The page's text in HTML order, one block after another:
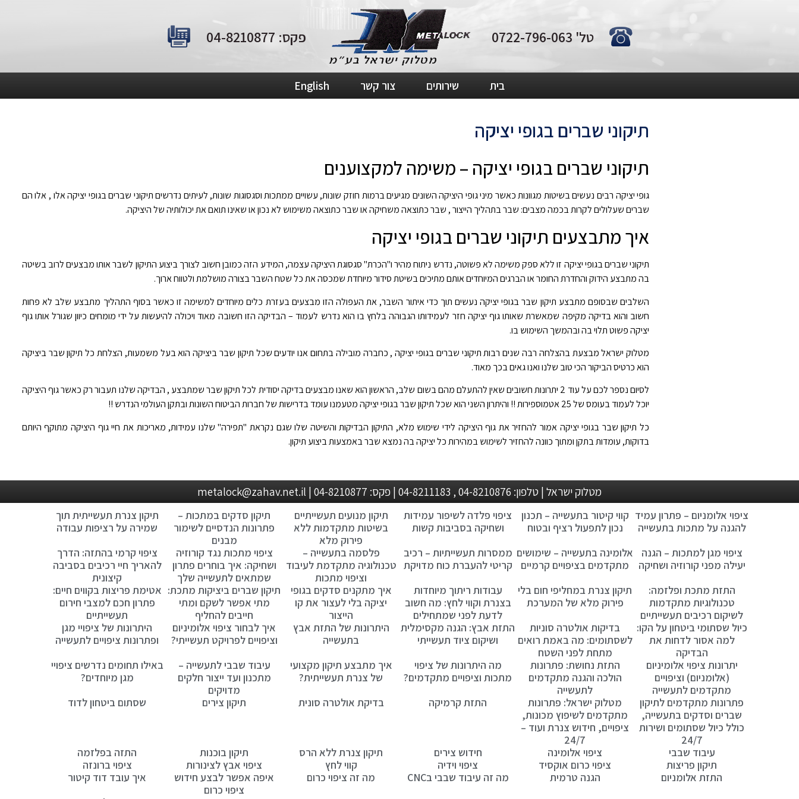
טל' 0722-796-063 פקס: 04-8210877
בית שירותים צור קשר English
תיקוני שברים בגופי יציקה
תיקוני שברים בגופי יציקה – משימה למקצוענים
גופי יציקה רבים נעשים בשיטות מגוונות כאשר מיני גופי היציקה השונים מגיעים ברמות חוזק שונות, עשויים ממתכות וסגסוגות שונות, לעיתים נדרשים תיקוני שברים בגופי יציקה אלו , אלו הם
שברים שעלולים לקרות בכמה מצבים: שבר בתהליך הייצור , שבר כתוצאה משחיקה או שבר כתוצאה משימוש לא נכון או שאינו תואם את יכולותיה של היציקה.
איך מתבצעים תיקוני שברים בגופי יציקה
תיקוני שברים בגופי יציקה זו ללא ספק משימה לא פשוטה, נדרש ניתוח מהיר ו"הכרת" סגסוגת היציקה עצמה, המידע הזה כמובן חשוב לצורך ביצוע התיקון לשבר אותו מבצעים לרוב בשיטה
בה מתבצע הידוק והחדרת החומר או הברגים המיוחדים אותם מתיכים בשיטת סידור מיוחדת שמכסה את כל שטח השבר בצורה מושלמת ולטווח ארוך.
השלבים שבסופם מתבצע תיקון שבר בגופי יציקה נעשים תוך כדי איתור השבר, את העפולה הזו מבצעים בעזרת כלים מיוחדים למשימה זו כאשר בסוף התהליך מתבצע שלב לא פחות
חשוב והוא בדיקה מקיפה שמאשרת שאותו גוף יציקה חזר לעמידותו הגבוהה בלחץ בו הוא נדרש לעמוד – הבדיקה הזו חשובה מאוד ויכולה להיעשות על ידי מומחים כיוון שגורל אותו גוף
יציקה פשוט תלוי בה ובהמשך השימוש בו.
מטלוק ישראל מבצעת בהצלחה רבה שנים רבות תיקוני שברים בגופי יציקה , כחברה מובילה בתחום אנו יודעים שכל תיקון שבר ביציקה הוא בעל משמעות, הצלחת כל תיקון שבר ביציקה
הוא כרטיס הביקור הכי טוב שלנו ואנו גאים בכך מאוד.
לסיום נספר לכם על עוד 2 יתרונות חשובים שאין להתעלם מהם בשום שלב, הראשון הוא שאנו מבצעים בדיקה יסודית לכל תיקון שבר שמתבצע , הבדיקה שלנו תעבור רק כאשר גוף היציקה
יוכל לעמוד בעומס של 25 אטמוספירות !! והיתרון השני הוא שכל תיקון שבר בגופי יציקה מטעמנו עומד בדרישות של חברות הביטוח השונות ובתקן העולמי הנדרש !!
כל תיקון שבר בגופי יציקה אמור להחזיר את גוף היציקה לידי שימוש מלא, התיקון הבדיקות והשיטה שלו שגם נקראת "תפירה" שלנו עמידות, מאריכות את חיי גוף היציקה מתוקף היותם
בדוקות, עומדות בתקן ומתוך כוונה להחזיר לשימוש במהירות כל יציקה בה נמצא שבר באמצעות ביצוע תיקון.
מטלוק ישראל | טלפון: 04-8210876 , 04-8211183 | פקס: 04-8210877 | metalock@zahav.net.il
ציפוי אלומניום – פתרון עמיד
להגנה על מתכות בתעשייה
קווי קיטור בתעשייה – תכנון
נכון לתפעול רציף ובטוח
ציפוי פלדה לשיפור עמידות
ושחיקה בסביבות קשות
תיקון מנועים תעשייתיים
בשיטות מתקדמות ללא
פירוק מלא
תיקון סדקים במתכות –
פתרונות הנדסיים לשימור
מבנים
תיקון צנרת תעשייתית תוך
שמירה על רציפות עבודה
ציפוי מגן למתכות – הגנה
יעילה מפני קורוזיה ושחיקה
אלומינה בתעשייה – שימושים
מתקדמים בציפויים קרמיים
ממסרות תעשייתיות – רכיב
קריטי להעברת כוח מדויקת
פלסמה בתעשייה –
טכנולוגיה מתקדמת לעיבוד
וציפוי מתכות
ציפוי מתכות נגד קורוזיה
ושחיקה: איך בוחרים פתרון
שמתאים לתעשייה שלך
ציפוי קרמי בהתזה: הדרך
להאריך חיי רכיבים בסביבה
קיצונית
התזת מתכת ופלזמה:
טכנולוגיות מתקדמות
לשיקום רכיבים תעשייתיים
תיקון צנרת במחליפי חום בלי
פירוק מלא של המערכת
עבודות ריתוך מיוחדות
בצנרת וקווי לחץ: מה חשוב
לדעת לפני שמתחילים
איך מתקנים סדקים בגופי
יציקה בלי לעצור את קו
הייצור
תיקון שברים ביציקות מתכת:
מתי אפשר לשקם ומתי
חייבים להחליף
אטימת פריצות בקווים חיים:
פתרון חכם למצבי חירום
תעשייתיים
כיול שסתומי ביטחון על הקו:
למה אסור לדחות את
הבדיקה
בדיקות אולטרה סוניות
לשסתומים: מה באמת רואים
מתחת לפני השטח
התזת אבץ: הגנה מקסימלית
ושיקום ציוד תעשייתי
היתרונות של התזת אבץ
בתעשייה
איך לבחור ציפוי אלומיניום
וציפויים לפרויקט תעשייתי?
היתרונות של ציפויי מגן
ופתרונות ציפויים לתעשייה
יתרונות ציפוי אלומיניום
(אלומניום) וציפויים
מתקדמים לתעשייה
התזת נחושת: פתרונות
הולכה והגנה מתקדמים
לתעשייה
מה היתרונות של ציפוי
מתכות וציפויים מתקדמים?
איך מתבצע תיקון מקצועי
של צנרת תעשייתית?
עיבוד שבבי לתעשייה –
מתכנון ועד ייצור חלקים
מדויקים
באילו תחומים נדרשים ציפויי
מגן מיוחדים?
פתרונות מתקדמים לתיקון
שברים וסדקים בתעשייה,
כולל כיול שסתומים ושירות
24/7
מטלוק ישראל: פתרונות
מתקדמים לשיפוץ מכונות,
ציפויים, חידוש צנרת ועוד –
24/7
התזת קרמיקה בדיקת אולטרה סונית תיקון צירים שסתום ביטחון לדוד
עיבוד שבבי ציפוי אלומינה חידוש צירים תיקון צנרת ללא הרס תיקון בוכנות
התזה בפלזמה
תיקון פריצות
ציפוי כרום אוקסיד ציפוי וידיה קווי לחץ ציפוי אבץ לצינורות
ציפוי ברונזה
התזת אלומניום
הגנה טרמית מה זה עיבוד שבבי בCNC מה זה ציפוי כרום
איפה אפשר לבצע חידוש
ציפוי כרום
איך עובד דוד קיטור